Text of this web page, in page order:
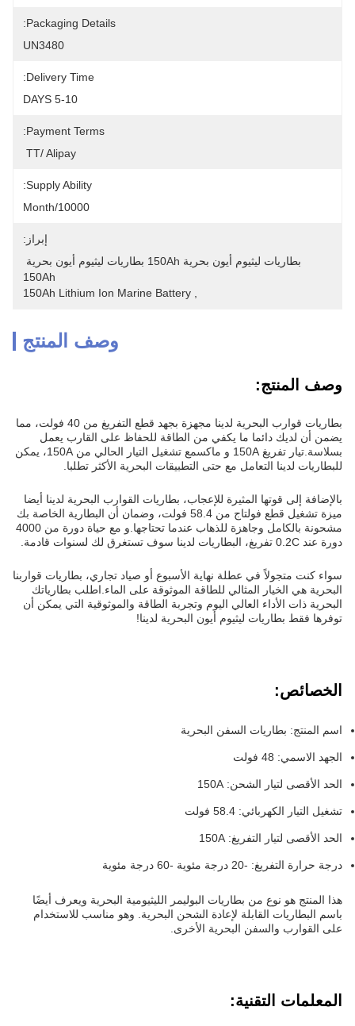
Packaging Details:
UN3480
Delivery Time:
5-10 DAYS
Payment Terms:
TT/ Alipay
Supply Ability:
10000/month
إبراز:
150Ah
150Ah Lithium Ion Marine Battery
وصف المنتج
وصف المنتج:
بطاريات قوارب البحرية لدينا مجهزة بجهد قطع التفريغ من 40 فولت، مما
يضمن أن لديك دائما ما يكفي من الطاقة للحفاظ على القارب يعمل
بسلاسة.تيار تفريغ 150A و ماكسمع تشغيل التيار الحالي من 150A، يمكن
للبطاريات لدينا التعامل مع حتى التطبيقات البحرية الأكثر تطلبا.
بالإضافة إلى قوتها المثيرة للإعجاب، بطاريات القوارب البحرية لدينا أيضا
ميزة تشغيل قطع فولتاج من 58.4 فولت، وضمان أن البطارية الخاصة بك
مشحونة بالكامل وجاهزة للذهاب عندما تحتاجها.و مع حياة دورة من 4000
دورة عند 0.2C تفريغ، البطاريات لدينا سوف تستغرق لك لسنوات قادمة.
سواء كنت متجولاً في عطلة نهاية الأسبوع أو صياد تجاري، بطاريات قواربنا
البحرية هي الخيار المثالي للطاقة الموثوقة على الماء.اطلب بطارياتك
البحرية ذات الأداء العالي اليوم وتجربة الطاقة والموثوقية التي يمكن أن
توفرها فقط بطاريات ليثيوم أيون البحرية لدينا!
الخصائص:
اسم المنتج: بطاريات السفن البحرية
الجهد الاسمي: 48 فولت
الحد الأقصى لتيار الشحن: 150A
تشغيل التيار الكهربائي: 58.4 فولت
الحد الأقصى لتيار التفريغ: 150A
درجة حرارة التفريغ: -20 درجة مئوية -60 درجة مئوية
هذا المنتج هو نوع من بطاريات البوليمر الليثيومية البحرية ويعرف أيضًا
باسم البطاريات القابلة لإعادة الشحن البحرية. وهو مناسب للاستخدام
على القوارب والسفن البحرية الأخرى.
المعلمات التقنية: